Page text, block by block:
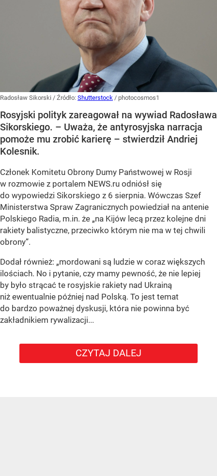
Radosław Sikorski / Źródło: Shutterstock / photocosmos1
Rosyjski polityk zareagował na wywiad Radosława
Sikorskiego. – Uważa, że antyrosyjska narracja
pomoże mu zrobić karierę – stwierdził Andriej
Kolesnik.
Członek Komitetu Obrony Dumy Państwowej w Rosji
w rozmowie z portalem NEWS.ru odniósł się
do wypowiedzi Sikorskiego z 6 sierpnia. Wówczas Szef
Ministerstwa Spraw Zagranicznych powiedział na antenie
Polskiego Radia, m.in. że „na Kijów lecą przez kolejne dni
rakiety balistyczne, przeciwko którym nie ma w tej chwili
obrony”.
Dodał również: „mordowani są ludzie w coraz większych
ilościach. No i pytanie, czy mamy pewność, że nie lepiej
by było strącać te rosyjskie rakiety nad Ukrainą
niż ewentualnie później nad Polską. To jest temat
do bardzo poważnej dyskusji, która nie powinna być
zakładnikiem rywalizacji...
CZYTAJ DALEJ